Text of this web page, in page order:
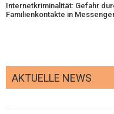
Internetkriminalität: Gefahr
Familienkontakte in
AKTUELLE NEWS